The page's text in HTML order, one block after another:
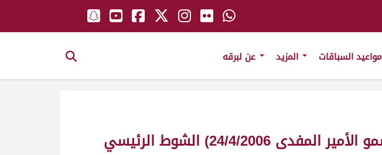
مواعيد السباقات
ش1 الصاعقة لـ جارالله محمد بن عقيل المري (مهرجان سمو الأمير المفدى 24/4/2006) الشوط الرئيسي